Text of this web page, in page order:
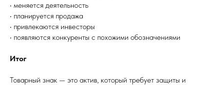
• меняется деятельность
• планируется продажа
• привлекаются инвесторы
• появляются конкуренты с похожими обозначениями
Итог
Товарный знак — это актив, который требует защиты и